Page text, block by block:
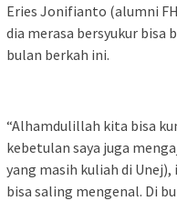
Eries Jonifianto (alumni
dia merasa bersyukur bisa
bulan berkah ini.
“Alhamdulillah kita bisa
kebetulan saya juga
yang masih kuliah di
bisa saling mengenal. Di